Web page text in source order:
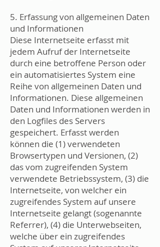
5. Erfassung von allgemeinen Daten
und Informationen
Diese Internetseite erfasst mit
jedem Aufruf der Internetseite
durch eine betroffene Person oder
ein automatisiertes System eine
Reihe von allgemeinen Daten und
Informationen. Diese allgemeinen
Daten und Informationen werden in
den Logfiles des Servers
gespeichert. Erfasst werden
können die (1) verwendeten
Browsertypen und Versionen, (2)
das vom zugreifenden System
verwendete Betriebssystem, (3) die
Internetseite, von welcher ein
zugreifendes System auf unsere
Internetseite gelangt (sogenannte
Referrer), (4) die Unterwebseiten,
welche über ein zugreifendes